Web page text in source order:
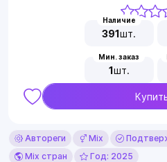
Наличие
391шт.
Мин. заказ
1шт.
Автореги Mix
Mix стран
Год: 2025